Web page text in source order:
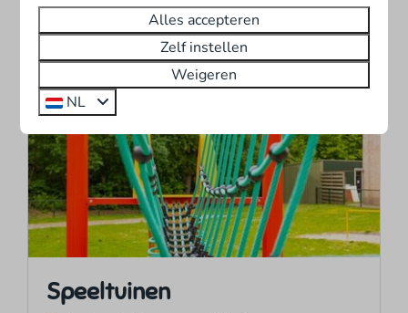
Meer
Op het park
Speeltuinen
Alles accepteren
Zelf instellen
Weigeren
NL